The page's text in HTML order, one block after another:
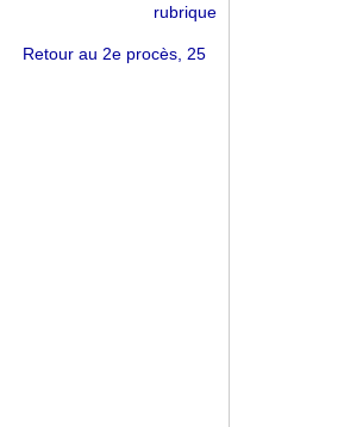
rubrique
Retour au 2e procès, 25